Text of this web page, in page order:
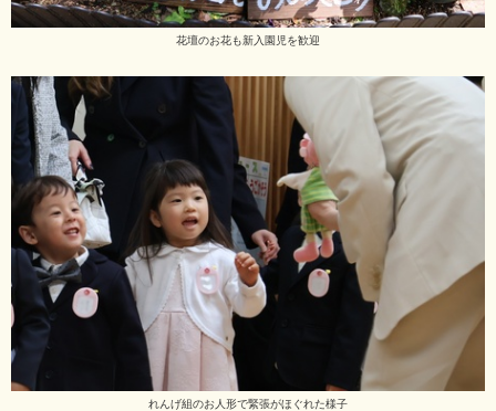
花壇のお花も新入園児を歓迎
れんげ組のお人形で緊張がほぐれた様子